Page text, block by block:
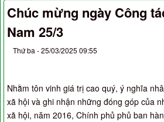
Chúc mừng ngày Công
Nam 25/3
Thứ ba - 25/03/2025 09:55
Nhằm tôn vinh giá trị cao quý, ý nghĩa
xã hội và ghi nhận những đóng góp của
xã hội, năm 2016, Chính phủ phủ ban